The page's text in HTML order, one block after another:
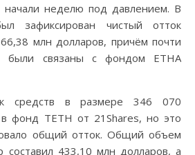
неделю под давлением. В
зафиксирован чистый отток
млн долларов, причём почти
были связаны с фондом ETHA
средств в размере 346 070
в фонд TETH от 21Shares, но это
общий отток. Общий объем
составил 433,10 млн долларов, а